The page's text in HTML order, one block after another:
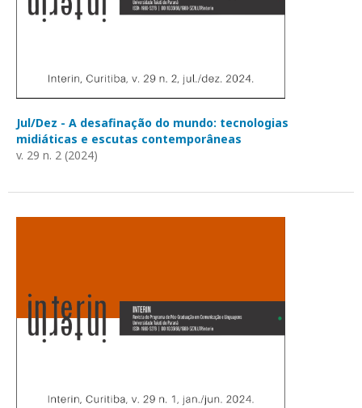
Jul/Dez - A desafinação do mundo: tecnologias
midiáticas e escutas contemporâneas
v. 29 n. 2 (2024)